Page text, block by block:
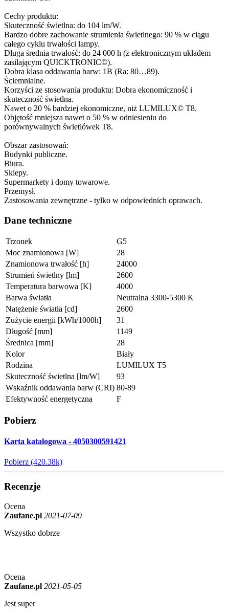
Cechy produktu:
Skuteczność świetlna: do 104 lm/W.
Bardzo dobre zachowanie strumienia świetlnego: 90 % w ciągu
całego cyklu trwałości lampy.
Długa średnia trwałość: do 24 000 h (z elektronicznym układem
zasilającym QUICKTRONIC©).
Dobra klasa oddawania barw: 1B (Ra: 80…89).
Ściemnialne.
Korzyści ze stosowania produktu: Dobra ekonomiczność i
skuteczność świetlna.
Nawet o 20 % bardziej ekonomiczne, niż LUMILUX© T8.
Objętość mniejsza nawet o 50 % w odniesieniu do
porównywalnych świetlówek T8.
Obszar zastosowań:
Budynki publiczne.
Biura.
Sklepy.
Supermarkety i domy towarowe.
Przemysł.
Zastosowania zewnętrzne - tylko w odpowiednich oprawach.
Dane techniczne
Trzonek
G5
Moc znamionowa [W]
28
Znamionowa trwałość [h]
24000
Strumień świetlny [lm]
2600
Temperatura barwowa [K]
4000
Barwa światła
Neutralna 3300-5300 K
Natężenie światła [cd]
2600
Zużycie energii [kWh/1000h]
31
Długość [mm]
1149
Średnica [mm]
28
Kolor
Biały
Rodzina
LUMILUX T5
Skuteczność świetlna [lm/W]
93
Wskaźnik oddawania barw (CRI) 80-89
Efektywność energetyczna
F
Pobierz
Karta katalogowa - 4050300591421
Pobierz (420.38k)
Recenzje
Ocena
Zaufane.pl 2021-07-09
Wszystko dobrze
Ocena
Zaufane.pl 2021-05-05
Jest super